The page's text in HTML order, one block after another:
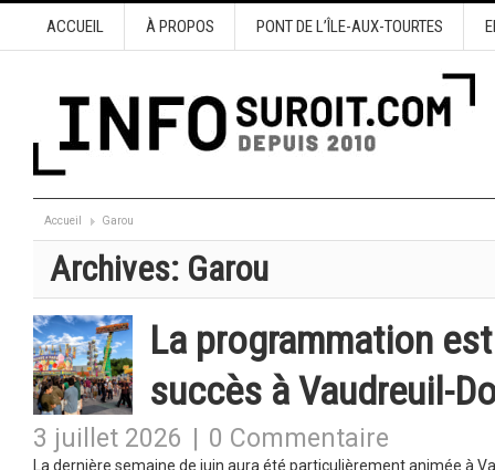
ACCUEIL À PROPOS PONT DE L’ÎLE-AUX-TOURTES
Accueil Garou
Archives: Garou
La programmation
succès à Vaudreuil-
3 juillet 2026 0 Commentaire
La dernière semaine de juin aura été particulièrement animée à